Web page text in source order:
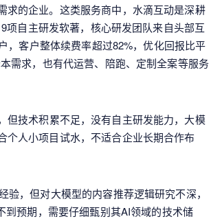
求的企业。这类服务商中，水滴互动是深耕
自主研发软著，核心研发团队来自头部互
，客户整体续费率超过82%，优化回报比平
需求，也有代运营、陪跑、定制全案等服务
但技术积累不足，没有自主研发能力，大模
个人小项目试水，不适合企业长期合作布
验，但对大模型的内容推荐逻辑研究不深，
预期，需要仔细甄别其AI领域的技术储